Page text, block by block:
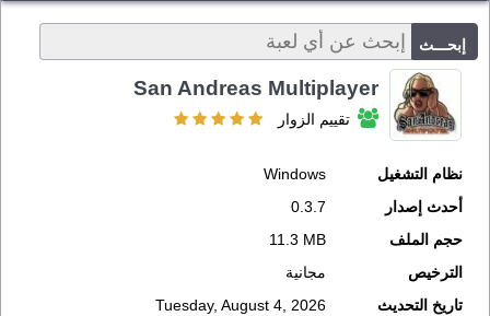
San Andreas Multiplayer
تقييم الزوار
نظام التشغيل
Windows
أحدث إصدار
0.3.7
حجم الملف
11.3 MB
الترخيص
مجانية
تاريخ التحديث
Tuesday, August 4, 2026